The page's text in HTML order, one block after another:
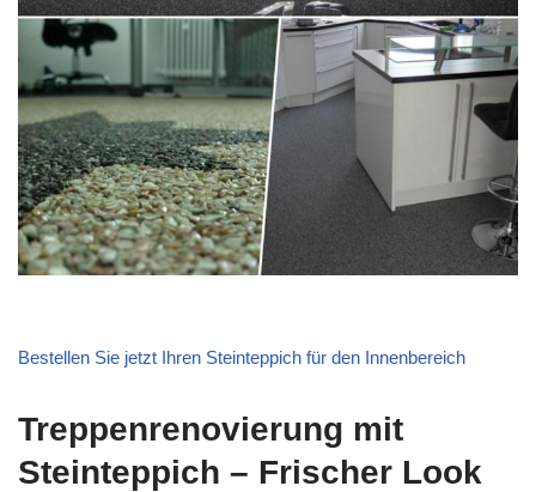
Bestellen Sie jetzt Ihren Steinteppich für den Innenbereich
Treppenrenovierung mit
Steinteppich – Frischer Look